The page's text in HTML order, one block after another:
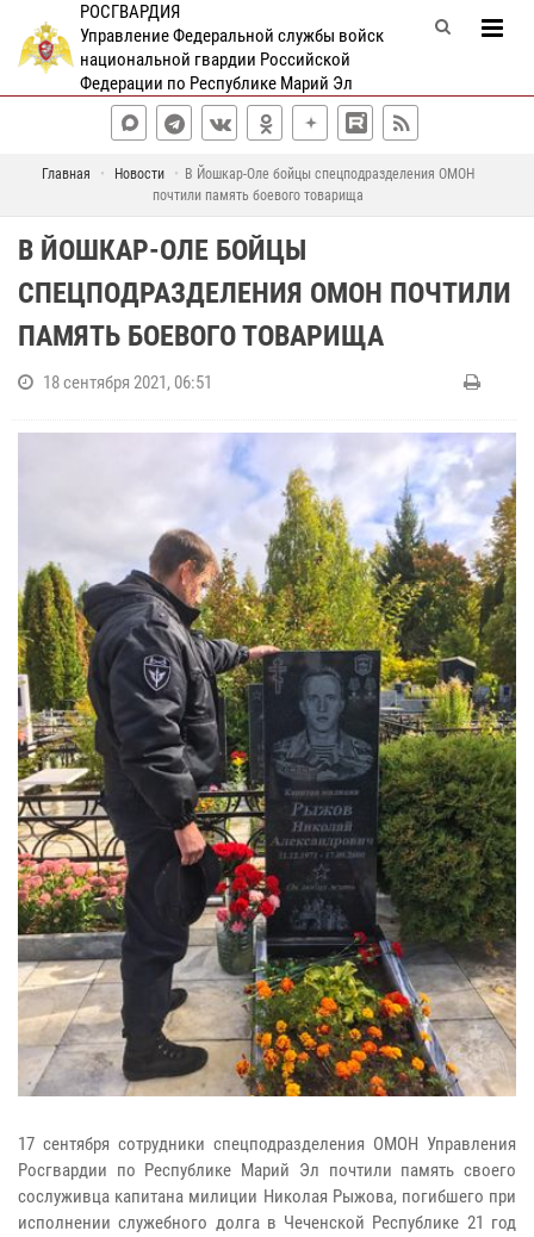
РОСГВАРДИЯ
Управление Федеральной службы войск
национальной гвардии Российской
Федерации по Республике Марий Эл
Главная Новости
В Йошкар-Оле бойцы спецподразделения ОМОН
почтили память боевого товарища
В ЙОШКАР-ОЛЕ БОЙЦЫ
СПЕЦПОДРАЗДЕЛЕНИЯ ОМОН ПОЧТИЛИ
ПАМЯТЬ БОЕВОГО ТОВАРИЩА
18 сентября 2021, 06:51
17 сентября сотрудники спецподразделения ОМОН Управления
Росгвардии по Республике Марий Эл почтили память своего
сослуживца капитана милиции Николая Рыжова, погибшего при
исполнении служебного долга в Чеченской Республике 21 год